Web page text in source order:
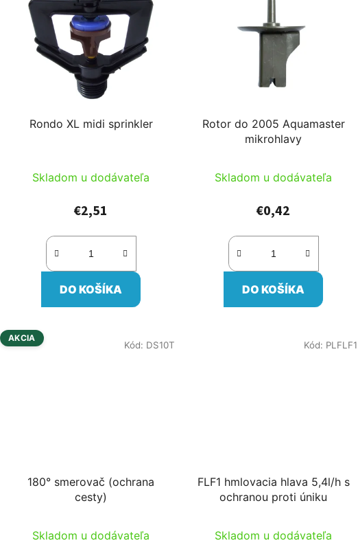
Rondo XL midi sprinkler
Skladom u dodávateľa
€2,51
DO KOŠÍKA
Rotor do 2005 Aquamaster
mikrohlavy
Skladom u dodávateľa
€0,42
DO KOŠÍKA
AKCIA
180° smerovač (ochrana
cesty)
Skladom u dodávateľa
Kód: DS10T
FLF1 hmlovacia hlava 5,4l/h s
ochranou proti úniku
Skladom u dodávateľa
Kód: PLFLF1